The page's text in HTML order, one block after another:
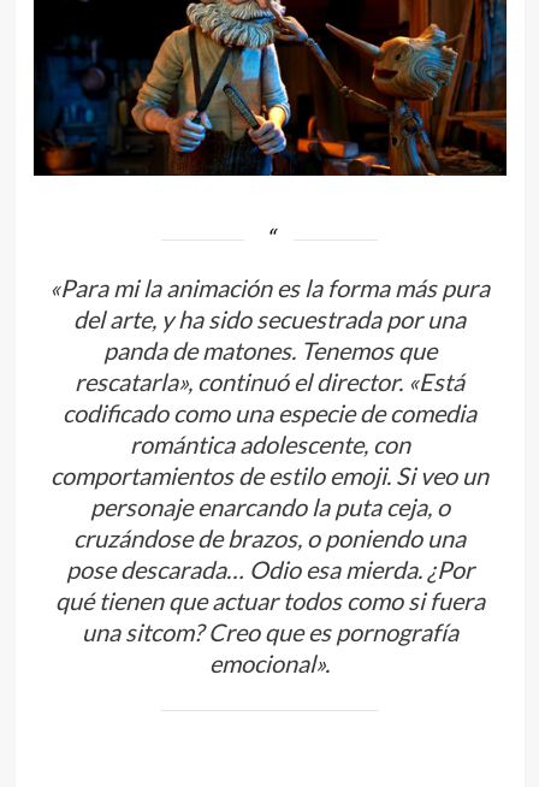
«Para mi la animación es la forma más pura
del arte, y ha sido secuestrada por una
panda de matones. Tenemos que
rescatarla», continuó el director. «Está
codificado como una especie de comedia
romántica adolescente, con
comportamientos de estilo emoji. Si veo un
personaje enarcando la puta ceja, o
cruzándose de brazos, o poniendo una
pose descarada… Odio esa mierda. ¿Por
qué tienen que actuar todos como si fuera
una sitcom? Creo que es pornografía
emocional».